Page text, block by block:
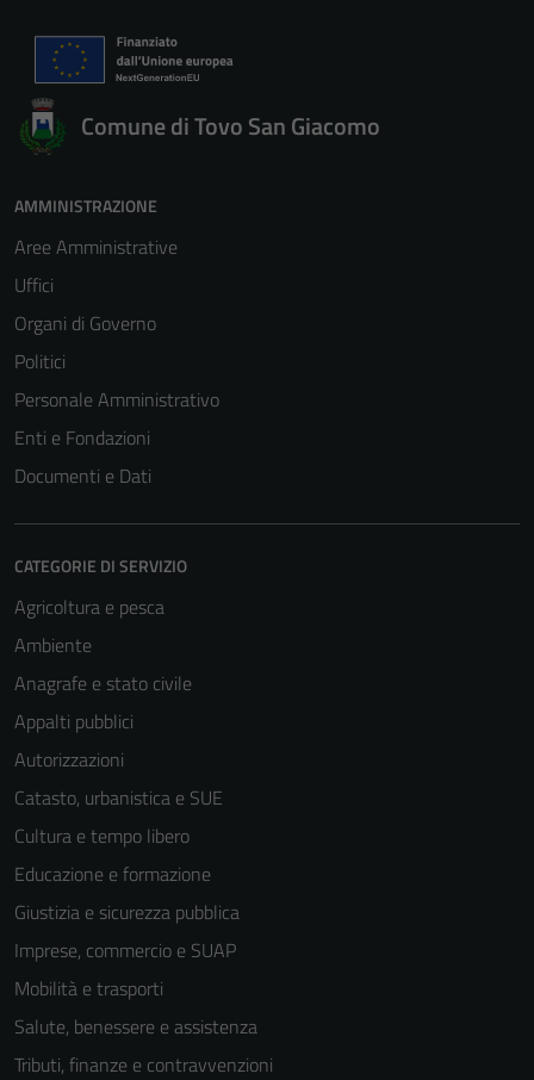
Comune di Tovo San Giacomo
AMMINISTRAZIONE
Aree Amministrative
Uffici
Organi di Governo
Politici
Personale Amministrativo
Enti e Fondazioni
Documenti e Dati
CATEGORIE DI SERVIZIO
Agricoltura e pesca
Ambiente
Anagrafe e stato civile
Appalti pubblici
Autorizzazioni
Catasto, urbanistica e SUE
Cultura e tempo libero
Educazione e formazione
Giustizia e sicurezza pubblica
Imprese, commercio e SUAP
Mobilità e trasporti
Salute, benessere e assistenza
Tributi, finanze e contravvenzioni